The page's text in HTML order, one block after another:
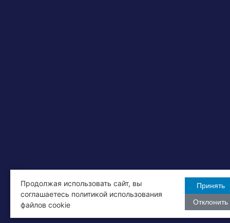
Продолжая использовать сайт, вы
соглашаетесь политикой использования
файлов cookie
Принять
Отклонить